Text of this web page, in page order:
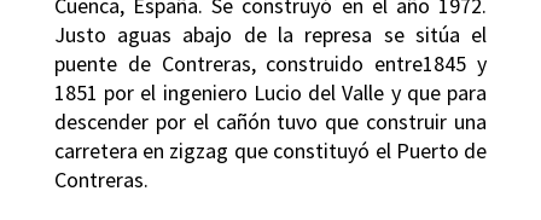
Justo aguas abajo de la represa se sitúa el
puente de Contreras, construido entre1845 y
1851 por el ingeniero Lucio del Valle y que para
descender por el cañón tuvo que construir una
carretera en zigzag que constituyó el Puerto de
Contreras.